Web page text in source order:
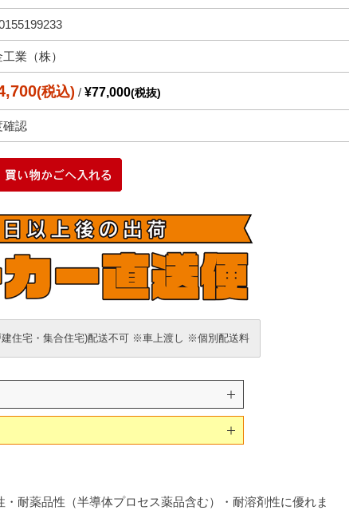
業（株）
(税込) / ¥77,000(税抜)
確認
建住宅・集合住宅)配送不可 ※車上渡し ※個別配送料
耐薬品性（半導体プロセス薬品含む）・耐溶剤性に優れま